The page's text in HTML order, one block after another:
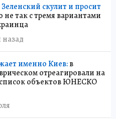
скулит и просит
не так с тремя вариантами
назад
именно Киев:в
отреагировали на
объектов ЮНЕСКО